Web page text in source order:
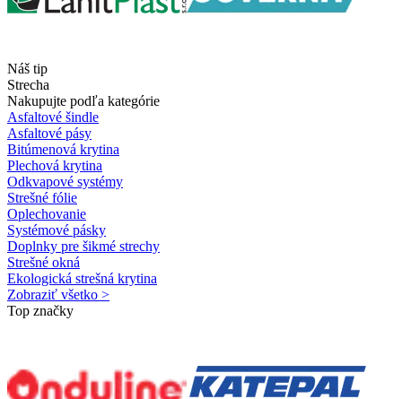
Náš tip
Strecha
Nakupujte podľa kategórie
Asfaltové šindle
Asfaltové pásy
Bitúmenová krytina
Plechová krytina
Odkvapové systémy
Strešné fólie
Oplechovanie
Systémové pásky
Doplnky pre šikmé strechy
Strešné okná
Ekologická strešná krytina
Zobraziť všetko >
Top značky